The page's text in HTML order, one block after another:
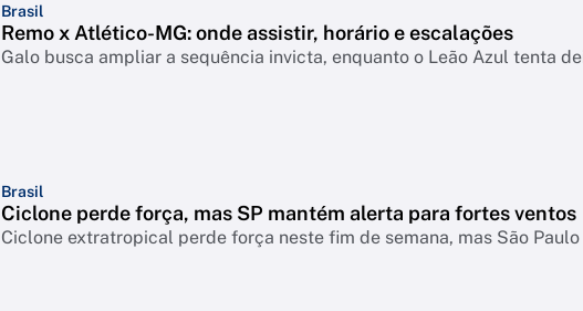
Brasil
Remo x Atlético-MG: onde assistir, horário e escalações
Galo busca ampliar a sequência invicta, enquanto o Leão Azul tenta
Brasil
Ciclone perde força, mas SP mantém alerta para fortes ventos
Ciclone extratropical perde força neste fim de semana, mas São